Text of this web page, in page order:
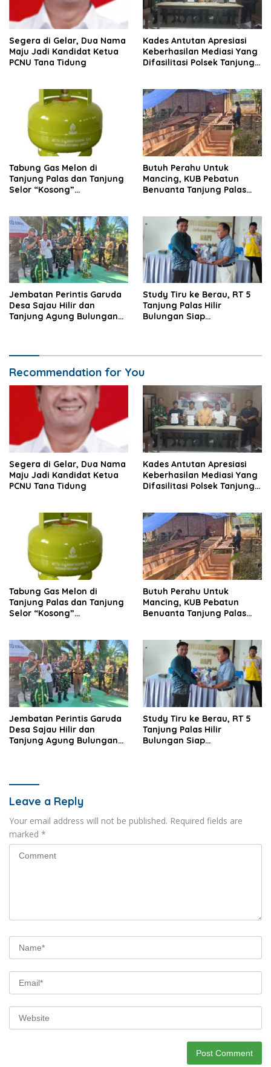
Segera di Gelar, Dua Nama
Maju Jadi Kandidat Ketua
PCNU Tana Tidung
Kades Antutan Apresiasi
Keberhasilan Mediasi Yang
Difasilitasi Polsek Tanjung
Tabung Gas Melon di
Tanjung Palas dan Tanjung
Selor “Kosong”
Butuh Perahu Untuk
Mancing, KUB Pebatun
Benuanta Tanjung Palas
Jembatan Perintis Garuda
Desa Sajau Hilir dan
Tanjung Agung Bulungan
Study Tiru ke Berau, RT 5
Tanjung Palas Hilir
Bulungan Siap
Recommendation for You
Segera di Gelar, Dua Nama
Maju Jadi Kandidat Ketua
PCNU Tana Tidung
Kades Antutan Apresiasi
Keberhasilan Mediasi Yang
Difasilitasi Polsek Tanjung
Tabung Gas Melon di
Tanjung Palas dan Tanjung
Selor “Kosong”
Butuh Perahu Untuk
Mancing, KUB Pebatun
Benuanta Tanjung Palas
Jembatan Perintis Garuda
Desa Sajau Hilir dan
Tanjung Agung Bulungan
Study Tiru ke Berau, RT 5
Tanjung Palas Hilir
Bulungan Siap
Leave a Reply
Your email address will not be published. Required fields are
marked *